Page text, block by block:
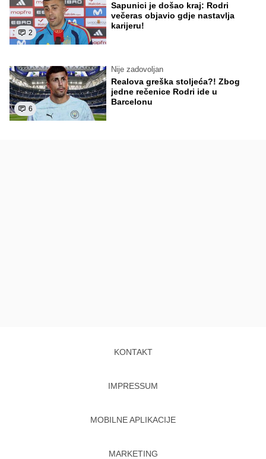
2
Sapunici je došao kraj: Rodri
večeras objavio gdje nastavlja
karijeru!
6
Nije zadovoljan
Realova greška stoljeća?! Zbog
jedne rečenice Rodri ide u
Barcelonu
KONTAKT
IMPRESSUM
MOBILNE APLIKACIJE
MARKETING